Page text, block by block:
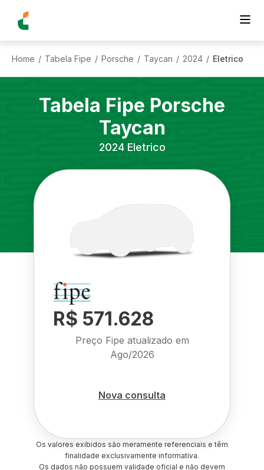
Home / Tabela Fipe / Porsche / Taycan / 2024 / Eletrico
Tabela Fipe Porsche
Taycan
2024 Eletrico
R$ 571.628
Preço Fipe atualizado em
Ago/2026
Nova consulta
Os valores exibidos são meramente referenciais e têm
finalidade exclusivamente informativa.
Os dados não possuem validade oficial e não devem